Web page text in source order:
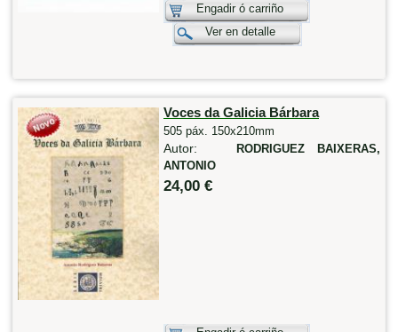
Engadir ó carriño
Ver en detalle
Voces da Galicia Bárbara
505 páx. 150x210mm
Autor:
RODRIGUEZ BAIXERAS,
ANTONIO
24,00 €